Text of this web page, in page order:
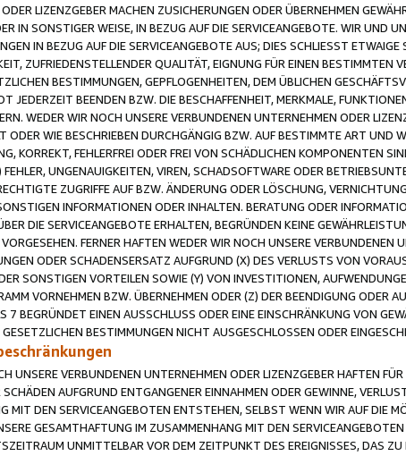
LIZENZGEBER MACHEN ZUSICHERUNGEN ODER ÜBERNEHMEN
IN SONSTIGER WEISE, IN BEZUG AUF DIE SERVICEANGEBOTE. WIR UND
IN BEZUG AUF DIE SERVICEANGEBOTE AUS; DIES SCHLIESST
ZUFRIEDENSTELLENDER QUALITÄT, EIGNUNG FÜR EINEN
BESTIMMUNGEN, GEPFLOGENHEITEN, DEM ÜBLICHEN
JEDERZEIT BEENDEN BZW. DIE BESCHAFFENHEIT, MERKMALE,
WEDER WIR NOCH UNSERE VERBUNDENEN UNTERNEHMEN ODER
ODER WIE BESCHRIEBEN DURCHGÄNGIG BZW. AUF BESTIMMTE ART UND
KORREKT, FEHLERFREI ODER FREI VON SCHÄDLICHEN KOMPONENTEN
FEHLER, UNGENAUIGKEITEN, VIREN, SCHADSOFTWARE ODER
ZUGRIFFE AUF BZW. ÄNDERUNG ODER LÖSCHUNG,
INFORMATIONEN ODER INHALTEN. BERATUNG ODER
DIE SERVICEANGEBOTE ERHALTEN, BEGRÜNDEN KEINE
FERNER HAFTEN WEDER WIR NOCH UNSERE
ODER SCHADENSERSATZ AUFGRUND (X) DES VERLUSTS VON
SONSTIGEN VORTEILEN SOWIE (Y) VON INVESTITIONEN,
VORNEHMEN BZW. ÜBERNEHMEN ODER (Z) DER BEENDIGUNG ODER
7 BEGRÜNDET EINEN AUSSCHLUSS ODER EINE EINSCHRÄNKUNG VON
BESTIMMUNGEN NICHT AUSGESCHLOSSEN ODER
UNSERE VERBUNDENEN UNTERNEHMEN ODER LIZENZGEBER HAFTEN
AUFGRUND ENTGANGENER EINNAHMEN ODER GEWINNE,
MIT DEN SERVICEANGEBOTEN ENTSTEHEN, SELBST WENN WIR AUF DIE
GESAMTHAFTUNG IM ZUSAMMENHANG MIT DEN
UNMITTELBAR VOR DEM ZEITPUNKT DES EREIGNISSES, DAS